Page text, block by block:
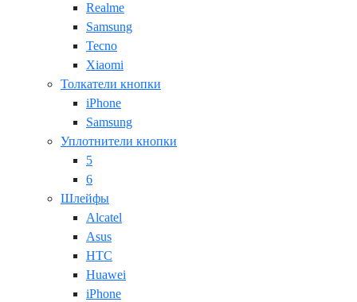
Realme
Samsung
Tecno
Xiaomi
Толкатели кнопки
iPhone
Samsung
Уплотнители кнопки
5
6
Шлейфы
Alcatel
Asus
HTC
Huawei
iPhone